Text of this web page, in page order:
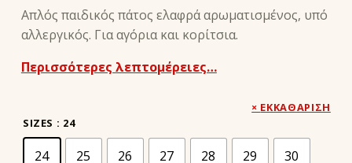
Απλός παιδικός πάτος ελαφρά αρωματισμένος, υπό
αλλεργικός. Για αγόρια και κορίτσια.
Περισσότερες λεπτομέρειες…
SIZES : 24
24 25 26 27 28 29 30
ΕΚΚΑΘΆΡΙΣΗ